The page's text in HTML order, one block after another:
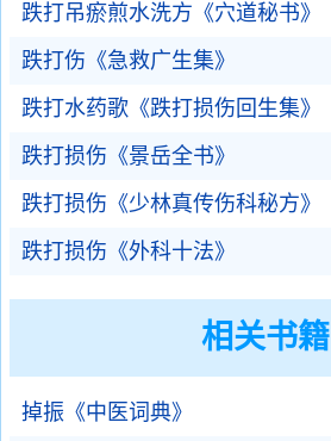
跌打吊瘀煎水洗方《穴道秘书》
跌打伤《急救广生集》
跌打水药歌《跌打损伤回生集》
跌打损伤《景岳全书》
跌打损伤《少林真传伤科秘方》
跌打损伤《外科十法》
相关书籍
掉振《中医词典》